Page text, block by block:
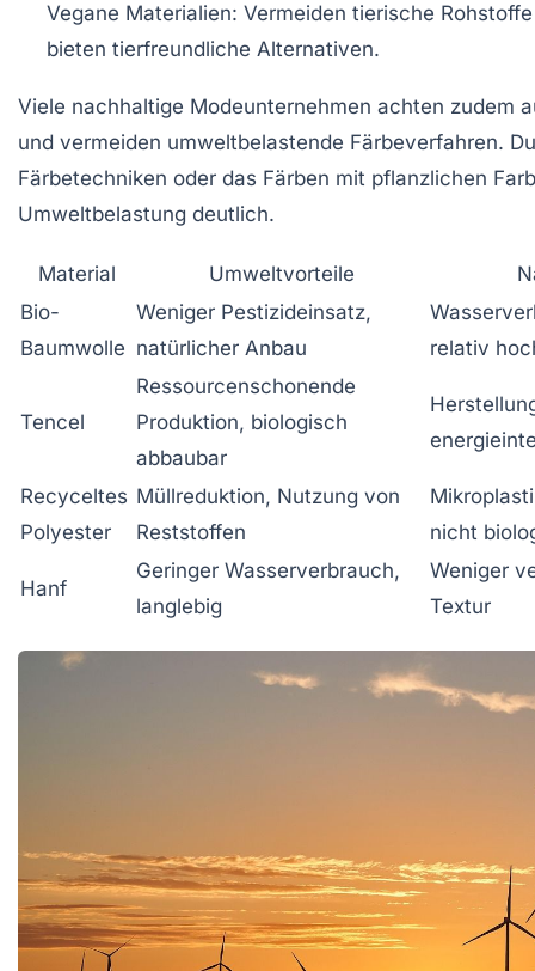
Vegane Materialien: Vermeiden tierische
bieten tierfreundliche Alternativen.
Viele nachhaltige Modeunternehmen achten zudem
und vermeiden umweltbelastende Färbeverfahren.
Färbetechniken oder das Färben mit pflanzlichen
Umweltbelastung deutlich.
Material Umweltvorteile
Bio-
Baumwolle
Weniger Pestizideinsatz,
natürlicher Anbau
relativ
Tencel
Ressourcenschonende
Produktion, biologisch
abbaubar
Recyceltes
Polyester
Müllreduktion, Nutzung von
Reststoffen
nicht
Hanf
Geringer Wasserverbrauch,
langlebig
Weniger
Textur